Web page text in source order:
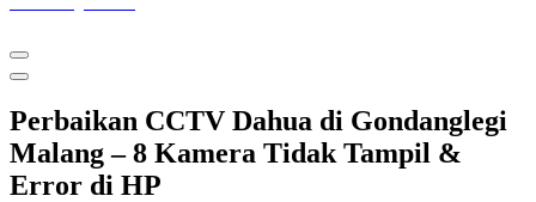
Perbaikan CCTV Dahua di Gondanglegi
Malang – 8 Kamera Tidak Tampil &
Error di HP